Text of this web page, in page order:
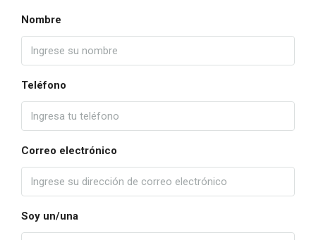
Nombre
Teléfono
Correo electrónico
Soy un/una